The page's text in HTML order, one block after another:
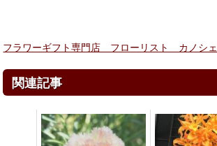
フラワーギフト専門店 フローリスト カノシェ
関連記事